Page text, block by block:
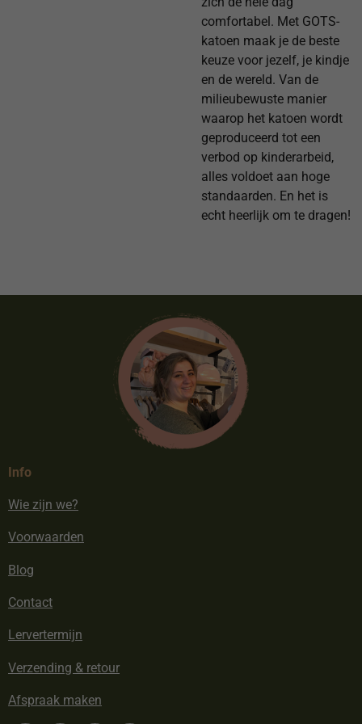
comfortabel. Met GOTS-
katoen maak je de beste
keuze voor jezelf, je kindje
en de wereld. Van de
milieubewuste manier
waarop het katoen wordt
geproduceerd tot een
verbod op kinderarbeid,
alles voldoet aan hoge
standaarden. En het is
echt heerlijk om te dragen!
Info
Wie zijn we?
Voorwaarden
Blog
Contact
Lervertermijn
Verzending & retour
Afspraak maken